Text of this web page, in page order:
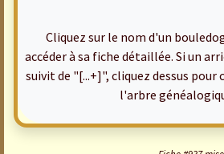
Cliquez sur le nom d'un
accéder à sa fiche détaillée. Si un
suivit de "[...+]", cliquez dessus
l'arbre